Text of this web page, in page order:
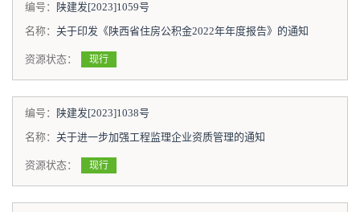
编号： 陕建发[2023]1059号
名称： 关于印发《陕西省住房公积金2022年年度报告》的通知
资源状态： 现行
编号： 陕建发[2023]1038号
名称： 关于进一步加强工程监理企业资质管理的通知
资源状态： 现行